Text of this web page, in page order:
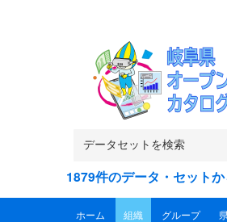
1879件のデータ・セット
ホーム 組織 グループ